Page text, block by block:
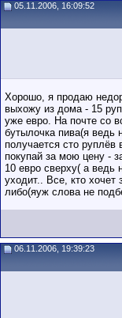
05.11.2006, 16:09:52
Хорошо, я продаю
выхожу из дома - 15
уже евро. На почте со
бутылочка пива(я
получается сто руплёв
покупай за мою цену -
10 евро сверху( а
уходит.. Все, кто хочет
либо(яуж слова не
06.11.2006, 19:39:23